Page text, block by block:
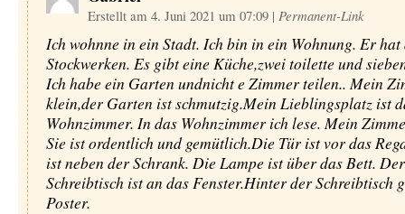
Erstellt am 4. Juni 2021 um 07:09 | Permanent-Link
Ich wohnne in ein Stadt. Ich bin in ein Wohnung. Er hat
Stockwerken. Es gibt eine Küche,zwei toilette und
Ich habe ein Garten undnicht e Zimmer teilen.. Mein
klein,der Garten ist schmutzig.Mein Lieblingsplatz ist
Wohnzimmer. In das Wohnzimmer ich lese. Mein
Sie ist ordentlich und gemütlich.Die Tür ist vor das
ist neben der Schrank. Die Lampe ist über das Bett. Der
Schreibtisch ist an das Fenster.Hinter der Schreibtisch
Poster.